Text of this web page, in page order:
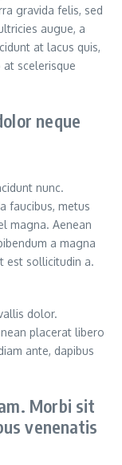
gravida felis, sed
augue, a
at lacus quis,
scelerisque
neque
nunc.
faucibus, metus
magna. Aenean
a magna
est sollicitudin a.
dolor.
placerat libero
ante, dapibus
Morbi sit
venenatis